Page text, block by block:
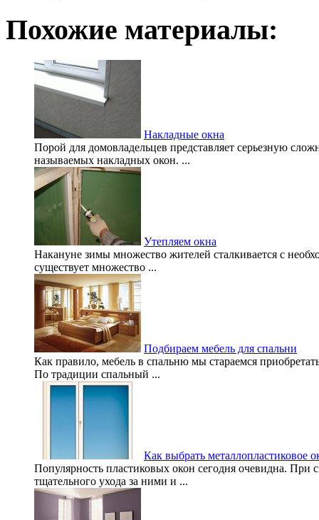
Похожие материалы:
Накладные окна
Порой для домовладельцев представляет серьезную
называемых накладных окон. ...
Утепляем окна
Накануне зимы множество жителей сталкивается с
существует множество ...
Подбираем мебель для спальни
Как правило, мебель в спальню мы стараемся
По традиции спальный ...
Как выбрать металлопластиковое
Популярность пластиковых окон сегодня очевидна. При
тщательного ухода за ними и ...